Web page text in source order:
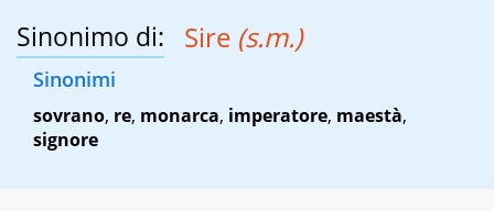
Sinonimo di: Sire (s.m.)
Sinonimi
sovrano, re, monarca, imperatore, maestà,
signore